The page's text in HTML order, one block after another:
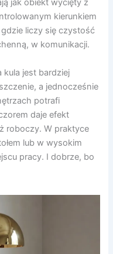
jak obiekt wycięty z
kierunkiem
liczy się czystość
w komunikacji.
kula jest bardziej
a jednocześnie
potrafi
daje efekt
roboczy. W praktyce
lub w wysokim
pracy. I dobrze, bo